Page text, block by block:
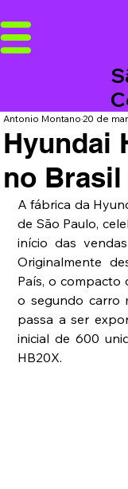
Hyundai
no
Antonio Montano20 de
A fábrica da
de São Paulo,
início das
Originalmente
País, o compacto
o segundo carro
passa a ser
inicial de 600
HB20X.